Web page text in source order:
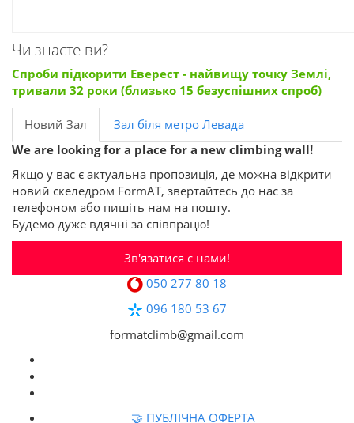
Чи знаєте ви?
Спроби підкорити Еверест - найвищу точку Землі,
тривали 32 роки (близько 15 безуспішних спроб)
Новий Зал
Зал біля метро Левада
We are looking for a place for a new climbing wall!
Якщо у вас є актуальна пропозиція, де можна відкрити
новий скеледром FormAT, звертайтесь до нас за
телефоном або пишіть нам на пошту.
Будемо дуже вдячні за співпрацю!
Зв'язатися с нами!
050 277 80 18
096 180 53 67
formatclimb@gmail.com
🤝 ПУБЛІЧНА ОФЕРТА